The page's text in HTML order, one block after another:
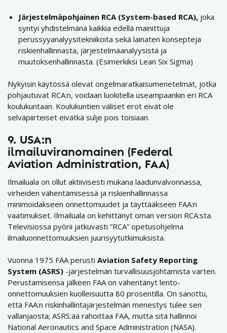
Järjestelmäpohjainen RCA (System-based RCA), joka
syntyi yhdistelmänä kaikkia edellä mainittuja
perussyyanalyysitekniikoita sekä lainaten konsepteja
riskienhallinnasta, järjestelmäanalyysistä ja
muutoksenhallinnasta. (Esimerkiksi Lean Six Sigma)
Nykyisin käytössä olevat ongelmaratkaisumenetelmät, jotka
pohjautuvat RCA:n, voidaan luokitella useampaankin eri RCA
koulukuntaan. Koulukuntien väliset erot eivät ole
selväpiirteiset eivätkä sulje pois toisiaan.
9. USA:n
ilmailuviranomainen ( Federal
Aviation Administration, FAA)
Ilmailuala on ollut aktiivisesti mukana laadunvalvonnassa,
virheiden vähentämisessä ja riskienhallinnassa
minimoidakseen onnettomuudet ja täyttääkseen FAA:n
vaatimukset. Ilmailuala on kehittänyt oman version RCA:sta.
Televisiossa pyörii jatkuvasti ”RCA” opetusohjelma
ilmailuonnettomuuksien juurisyytutkimuksista.
Vuonna 1975 FAA perusti Aviation Safety Reporting
System (ASRS) -järjestelmän turvallisuusjohtamista varten.
Perustamisensa jälkeen FAA on vähentänyt lento-
onnettomuuksien kuolleisuutta 80 prosentilla. On sanottu,
että FAA:n riskinhallintajärjestelmän menestys tulee sen
vallanjaosta; ASRS:ää rahoittaa FAA, mutta sitä hallinnoi
National Aeronautics and Space Administration (NASA).